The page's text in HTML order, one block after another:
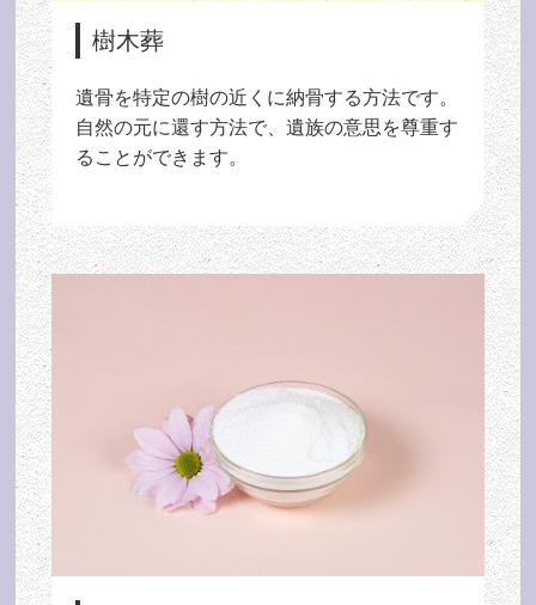
樹木葬
遺骨を特定の樹の近くに納骨する方法です。
自然の元に還す方法で、遺族の意思を尊重す
ることができます。